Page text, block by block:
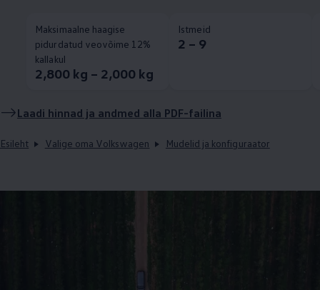
Maksimaalne haagise
pidurdatud veovõime 12%
kallakul
2,800 kg – 2,000 kg
Istmeid
2 – 9
Laadi hinnad ja andmed alla PDF-failina
Esileht Valige oma Volkswagen Mudelid ja konfiguraator